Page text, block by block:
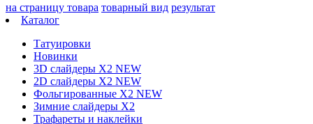
на страницу товара товарный вид результат
Каталог
Татуировки
Новинки
3D слайдеры X2 NEW
2D слайдеры X2 NEW
Фольгированные X2 NEW
Зимние слайдеры Х2
Трафареты и наклейки